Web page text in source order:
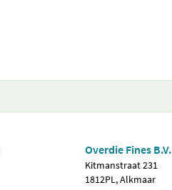
Overdie Fines B.V.
Kitmanstraat 231
1812PL, Alkmaar